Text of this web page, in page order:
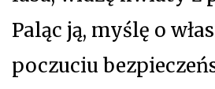
Paląc ją, myślę o
poczuciu